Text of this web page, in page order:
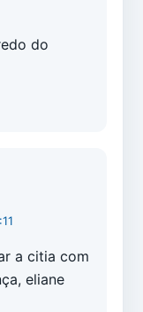
do
a citia com
eliane